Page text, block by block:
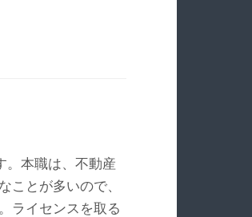
。本職は、不動産
ことが多いので、
ライセンスを取る